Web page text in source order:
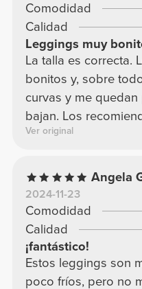
Comodidad
Calidad
Leggings muy
La talla es correcta.
bonitos y, sobre
curvas y me
bajan. Los
Ver original
Angela
2024-11-23
Comodidad
Calidad
¡fantástico!
Estos leggings son
poco fríos, pero no